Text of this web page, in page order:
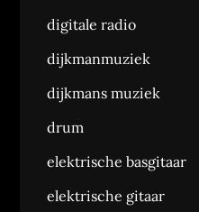
digitale radio
dijkmanmuziek
dijkmans muziek
drum
elektrische basgitaar
elektrische gitaar